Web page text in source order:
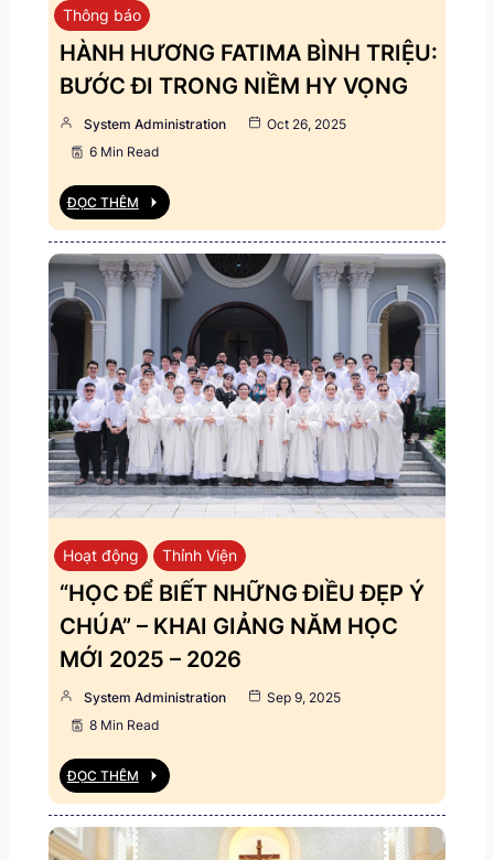
Thông báo
HÀNH HƯƠNG FATIMA BÌNH TRIỆU:
BƯỚC ĐI TRONG NIỀM HY VỌNG
System Administration
Oct 26, 2025
6 Min Read
ĐỌC THÊM
Hoạt động Thỉnh Viện
“HỌC ĐỂ BIẾT NHỮNG ĐIỀU ĐẸP Ý
CHÚA” – KHAI GIẢNG NĂM HỌC
MỚI 2025 – 2026
System Administration
Sep 9, 2025
8 Min Read
ĐỌC THÊM